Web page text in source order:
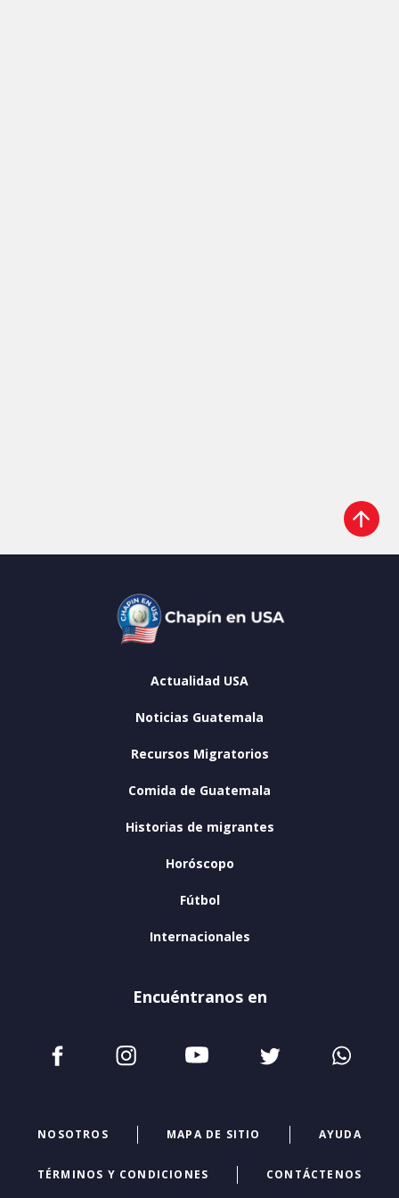
Actualidad USA
Noticias Guatemala
Recursos Migratorios
Comida de Guatemala
Historias de migrantes
Horóscopo
Fútbol
Internacionales
Encuéntranos en
NOSOTROS MAPA DE SITIO AYUDA
TÉRMINOS Y CONDICIONES CONTÁCTENOS